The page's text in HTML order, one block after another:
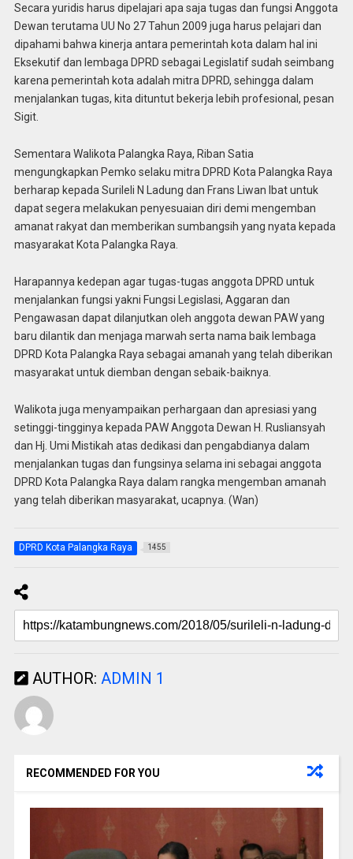
Secara yuridis harus dipelajari apa saja tugas dan fungsi Anggota
Dewan terutama UU No 27 Tahun 2009 juga harus pelajari dan
dipahami bahwa kinerja antara pemerintah kota dalam hal ini
Eksekutif dan lembaga DPRD sebagai Legislatif sudah seimbang
karena pemerintah kota adalah mitra DPRD, sehingga dalam
menjalankan tugas, kita dituntut bekerja lebih profesional, pesan
Sigit.
Sementara Walikota Palangka Raya, Riban Satia
mengungkapkan Pemko selaku mitra DPRD Kota Palangka Raya
berharap kepada Surileli N Ladung dan Frans Liwan Ibat untuk
dapat segera melakukan penyesuaian diri demi mengemban
amanat rakyat dan memberikan sumbangsih yang nyata kepada
masyarakat Kota Palangka Raya.
Harapannya kedepan agar tugas-tugas anggota DPRD untuk
menjalankan fungsi yakni Fungsi Legislasi, Aggaran dan
Pengawasan dapat dilanjutkan oleh anggota dewan PAW yang
baru dilantik dan menjaga marwah serta nama baik lembaga
DPRD Kota Palangka Raya sebagai amanah yang telah diberikan
masyarakat untuk diemban dengan sebaik-baiknya.
Walikota juga menyampaikan perhargaan dan apresiasi yang
setinggi-tingginya kepada PAW Anggota Dewan H. Rusliansyah
dan Hj. Umi Mistikah atas dedikasi dan pengabdianya dalam
menjalankan tugas dan fungsinya selama ini sebagai anggota
DPRD Kota Palangka Raya dalam rangka mengemban amanah
yang telah diberikan masyarakat, ucapnya. (Wan)
DPRD Kota Palangka Raya 1455
AUTHOR: ADMIN 1
RECOMMENDED FOR YOU